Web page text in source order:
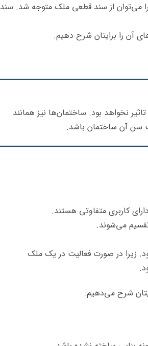
را می‌توان از سند قطعی ملک متوجه شد. سند
آن را برایتان شرح دهیم.
نخواهد بود. ساختمان‌ها نیز همانند
سن آن ساختمان باشد.
کاربری متفاوتی هستند.
می‌شوند.
زیرا در صورت فعالیت در یک ملک